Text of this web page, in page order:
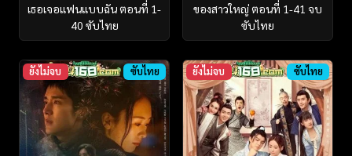
เธอเจอแฟนแบบฉัน ตอนที่ 1-
40 ซับไทย
ของสาวใหญ่ ตอนที่ 1-41 จบ
ซับไทย
ยังไม่จบ ซับไทย ยังไม่จบ ซับไทย